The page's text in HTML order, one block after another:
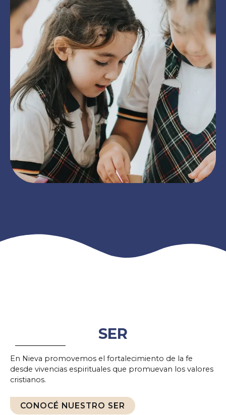
SER
En Nieva promovemos el fortalecimiento de la fe
desde vivencias espirituales que promuevan los valores
cristianos.
CONOCÉ NUESTRO SER